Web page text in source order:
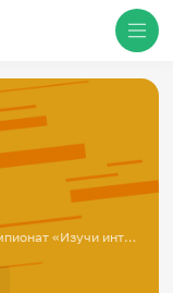
XIV Всероссийский онлайн-чемпионат «Изучи интернет - управляй им!»